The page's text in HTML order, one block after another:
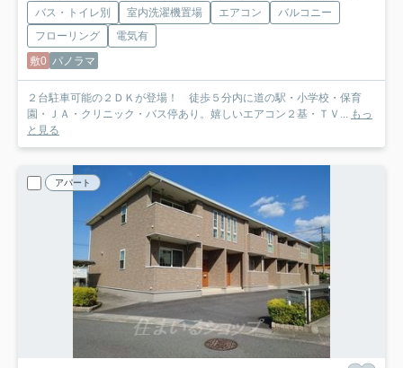
バス・トイレ別 室内洗濯機置場 エアコン
バルコニー
フローリング
電気有
敷0 パノラマ
２台駐車可能の２ＤＫが登場！ 徒歩５分内に道の駅・小学校・保育
園・ＪＡ・クリニック・バス停あり。嬉しいエアコン２基・ＴＶ...
もっ
と見る
アパート